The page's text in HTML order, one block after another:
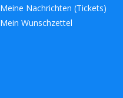
Meine Nachrichten (Tickets)
Mein Wunschzettel